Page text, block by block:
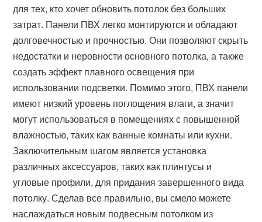
для тех, кто хочет обновить потолок без больших
затрат. Панели ПВХ легко монтируются и обладают
долговечностью и прочностью. Они позволяют скрыть
недостатки и неровности основного потолка, а также
создать эффект плавного освещения при
использовании подсветки. Помимо этого, ПВХ панели
имеют низкий уровень поглощения влаги, а значит
могут использоваться в помещениях с повышенной
влажностью, таких как ванные комнаты или кухни.
Заключительным шагом является установка
различных аксессуаров, таких как плинтусы и
угловые профили, для придания завершенного вида
потолку. Сделав все правильно, вы смело можете
наслаждаться новым подвесным потолком из